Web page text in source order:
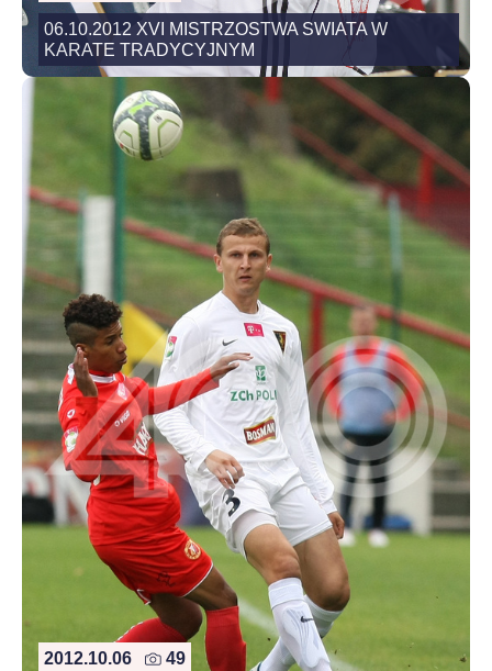
06.10.2012 XVI MISTRZOSTWA SWIATA W
KARATE TRADYCYJNYM
2012.10.06 49